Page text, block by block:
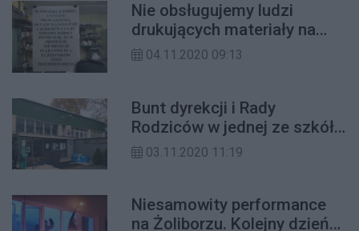
Nie obsługujemy ludzi
drukujących materiały na
strajk kobiet
04.11.2020 09:13
Bunt dyrekcji i Rady
Rodziców w jednej ze szkół
na Żoliborzu
03.11.2020 11:19
Niesamowity performance
na Żoliborzu. Kolejny dzień